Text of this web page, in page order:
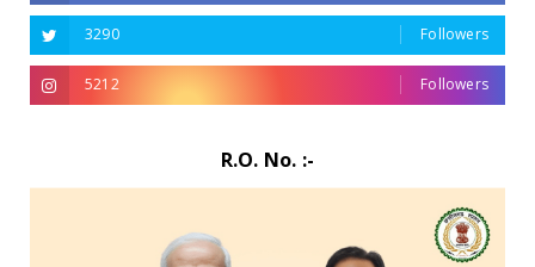
3290 Followers
5212 Followers
R.O. No. :-